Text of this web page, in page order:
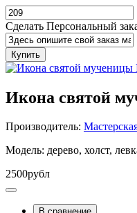
Сделать Персональный
Купить
Икона святой
Производитель:
Модель: дерево, холст,
2500рубл